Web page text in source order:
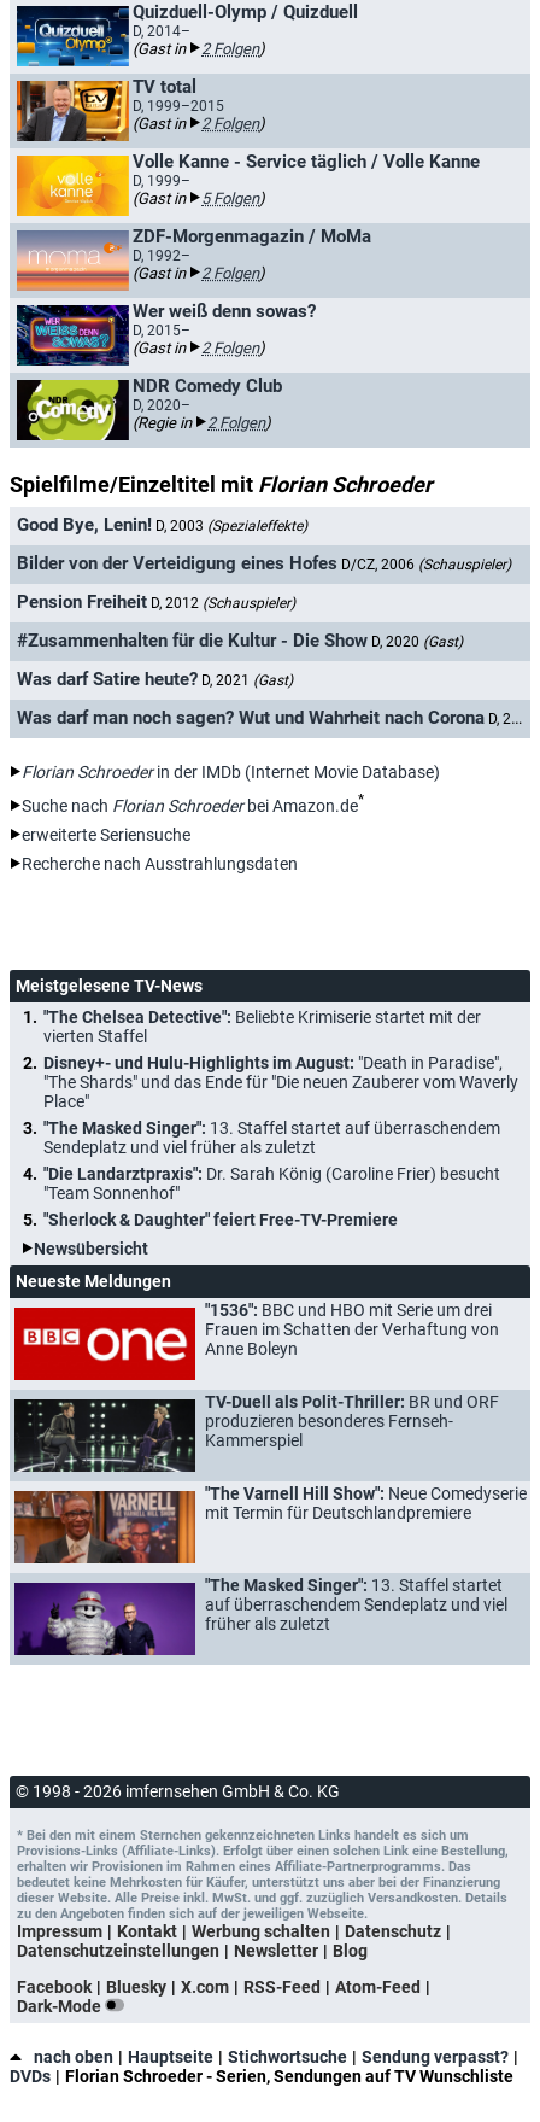
Quizduell-Olymp / Quizduell
D, 2014–
(Gast in 2 Folgen)
TV total
D, 1999–2015
(Gast in 2 Folgen)
Volle Kanne - Service täglich / Volle Kanne
D, 1999–
(Gast in 5 Folgen)
ZDF-Morgenmagazin / MoMa
D, 1992–
(Gast in 2 Folgen)
Wer weiß denn sowas?
D, 2015–
(Gast in 2 Folgen)
NDR Comedy Club
D, 2020–
(Regie in 2 Folgen)
Spielfilme/Einzeltitel mit Florian Schroeder
Good Bye, Lenin! D, 2003 (Spezialeffekte)
Bilder von der Verteidigung eines Hofes D/CZ, 2006 (Schauspieler)
Pension Freiheit D, 2012 (Schauspieler)
#Zusammenhalten für die Kultur - Die Show D, 2020 (Gast)
Was darf Satire heute? D, 2021 (Gast)
Was darf man noch sagen? Wut und Wahrheit nach Corona D, 2025
Florian Schroederin der IMDb (Internet Movie Database)
Suche nach Florian Schroederbei Amazon.de*
erweiterte Seriensuche
Recherche nach Ausstrahlungsdaten
Meistgelesene TV-News
"The Chelsea Detective": Beliebte Krimiserie startet mit der
vierten Staffel
Disney+- und Hulu-Highlights im August: "Death in Paradise",
"The Shards" und das Ende für "Die neuen Zauberer vom Waverly
Place"
"The Masked Singer": 13. Staffel startet auf überraschendem
Sendeplatz und viel früher als zuletzt
"Die Landarztpraxis": Dr. Sarah König (Caroline Frier) besucht
"Team Sonnenhof"
"Sherlock & Daughter" feiert Free-TV-Premiere
Newsübersicht
Neueste Meldungen
"1536": BBC und HBO mit Serie um drei
Frauen im Schatten der Verhaftung von
Anne Boleyn
TV-Duell als Polit-Thriller: BR und ORF
produzieren besonderes Fernseh-
Kammerspiel
"The Varnell Hill Show": Neue Comedyserie
mit Termin für Deutschlandpremiere
"The Masked Singer": 13. Staffel startet
auf überraschendem Sendeplatz und viel
früher als zuletzt
© 1998 - 2026 imfernsehen GmbH & Co. KG
* Bei den mit einem Sternchen gekennzeichneten Links handelt es sich um
Provisions-Links (Affiliate-Links). Erfolgt über einen solchen Link eine Bestellung,
erhalten wir Provisionen im Rahmen eines Affiliate-Partnerprogramms. Das
bedeutet keine Mehrkosten für Käufer, unterstützt uns aber bei der Finanzierung
dieser Website. Alle Preise inkl. MwSt. und ggf. zuzüglich Versandkosten. Details
zu den Angeboten finden sich auf der jeweiligen Webseite.
Impressum Kontakt Werbung schalten
Datenschutz
Datenschutzeinstellungen
Newsletter
Blog
Facebook
Bluesky X.com RSS-Feed
Atom-Feed
Dark-Mode
nach oben Hauptseite Stichwortsuche
Sendung verpasst?
DVDs
Florian Schroeder - Serien, Sendungen auf TV Wunschliste